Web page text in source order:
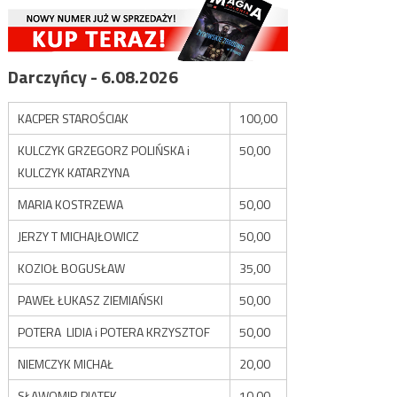
Darczyńcy - 6.08.2026
KACPER STAROŚCIAK
100,00
KULCZYK GRZEGORZ POLIŃSKA i
KULCZYK KATARZYNA
50,00
MARIA KOSTRZEWA
50,00
JERZY T MICHAJŁOWICZ
50,00
KOZIOŁ BOGUSŁAW
35,00
PAWEŁ ŁUKASZ ZIEMIAŃSKI
50,00
POTERA LIDIA i POTERA KRZYSZTOF
50,00
NIEMCZYK MICHAŁ
20,00